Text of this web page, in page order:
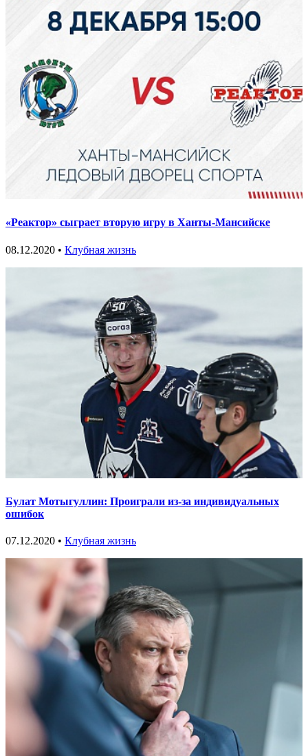
«Реактор» сыграет вторую игру в Ханты-Мансийске
08.12.2020 • Клубная жизнь
Булат Мотыгуллин: Проиграли из-за индивидуальных
ошибок
07.12.2020 • Клубная жизнь